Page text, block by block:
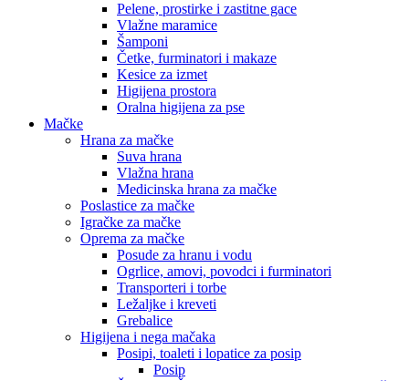
Pelene, prostirke i zastitne gace
Vlažne maramice
Šamponi
Četke, furminatori i makaze
Kesice za izmet
Higijena prostora
Oralna higijena za pse
Mačke
Hrana za mačke
Suva hrana
Vlažna hrana
Medicinska hrana za mačke
Poslastice za mačke
Igračke za mačke
Oprema za mačke
Posude za hranu i vodu
Ogrlice, amovi, povodci i furminatori
Transporteri i torbe
Ležaljke i kreveti
Grebalice
Higijena i nega mačaka
Posipi, toaleti i lopatice za posip
Posip